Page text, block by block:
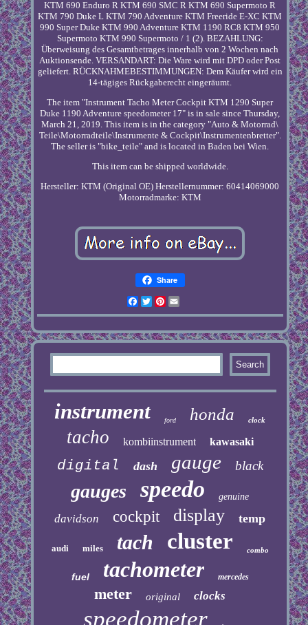
KTM 690 Enduro R KTM 690 SMC R KTM 690 Supermoto R
KTM 790 Duke L KTM 790 Adventure KTM Freeride E-XC KTM
990 Super Duke KTM 990 Adventure KTM 1190 RC8 KTM 950
Supermoto KTM 990 Supermoto / 1 (2). BEZAHLUNG:
Überweisung des Gesamtbetrages innerhalb von 2 Wochen nach
Auktionsende. VERSANDART: Die Ware wird mit DPD oder Post
geliefert. RÜCKNAHMEBESTIMMUNGEN: Dem Käufer wird ein
14-tägiges Rückgaberecht eingeräumt.
The item "Instrument Tacho Meter Cockpit KTM 1290 Super
Duke 1190 Adventure speedometer 17" is in sale since Thursday,
March 21, 2019. This item is in the category "Auto & Motorrad\
Teile\Motorradteile\Instrumente & Cockpit\Instrumentenbretter".
The seller is "bike_teile" and is located in Baden bei Wien.
This item can be shipped worldwide.
Hersteller: KTM (Original OE) Herstellernummer: 60414069000
Motorradmarke: KTM
Share
Facebook
TwitterPinterest
instrument ford honda clock
tacho kombiinstrument kawasaki
digital dash gauge black
gauges speedo genuine
davidson cockpit display temp
audi miles tach cluster combo
fuel tachometer mercedes
meter original clocks
speedometer